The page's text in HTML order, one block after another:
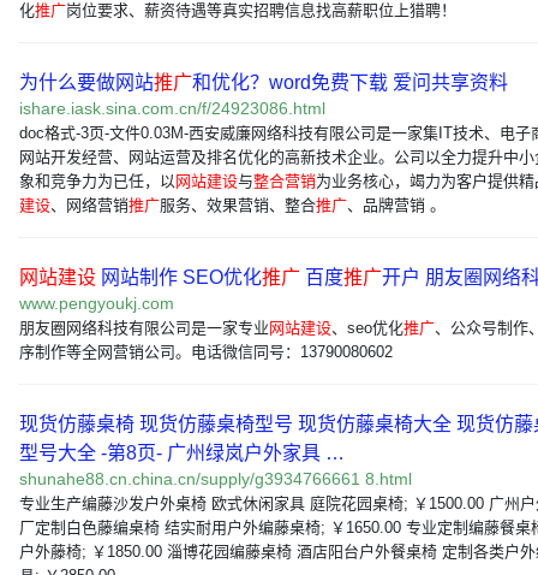
化推广岗位要求、薪资待遇等真实招聘信息找高薪职位上猎聘！
为什么要做网站推广和优化？word免费下载 爱问共享资料
ishare.iask.sina.com.cn/f/24923086.html
doc格式-3页-文件0.03M-西安威廉网络科技有限公司是一家集IT技术、电子
网站开发经营、网站运营及排名优化的高新技术企业。公司以全力提升中
象和竞争力为已任，以 网站建设与整合营销为业务核心，竭力为客户提供精
建设、网络营销推广服务、效果营销、整合推广、品牌营销 。
网站建设 网站制作 SEO优化推广 百度推广开户 朋友圈网络
www.pengyoukj.com
朋友圈网络科技有限公司是一家专业 网站建设、seo优化推广、公众号制作
序制作等全网营销公司。电话微信同号：13790080602
现货仿藤桌椅 现货仿藤桌椅型号 现货仿藤桌椅大全 现货仿藤
型号大全 -第8页- 广州绿岚户外家具 …
shunahe88.cn.china.cn/supply/g3934766661 8.html
专业生产编藤沙发户外桌椅 欧式休闲家具 庭院花园桌椅; ￥1500.00 广州
厂定制白色藤编桌椅 结实耐用户外编藤桌椅; ￥1650.00 专业定制编藤餐桌
户外藤椅; ￥1850.00 淄博花园编藤桌椅 酒店阳台户外餐桌椅 定制各类户